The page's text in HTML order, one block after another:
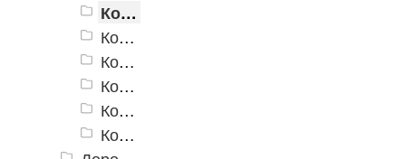
Коврик придверный Dabar 087
Коврик придверный Dabar 115
Коврик придверный Dabar 140
Коврик придверный Dabar 141
Коврик придверный Dabar 142
Коврик придверный Dabar 143